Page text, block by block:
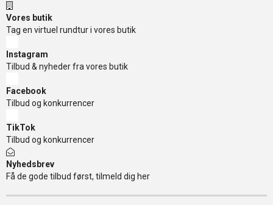
Vores butik
Tag en virtuel rundtur i vores butik
Instagram
Tilbud & nyheder fra vores butik
Facebook
Tilbud og konkurrencer
TikTok
Tilbud og konkurrencer
Nyhedsbrev
Få de gode tilbud først, tilmeld dig her